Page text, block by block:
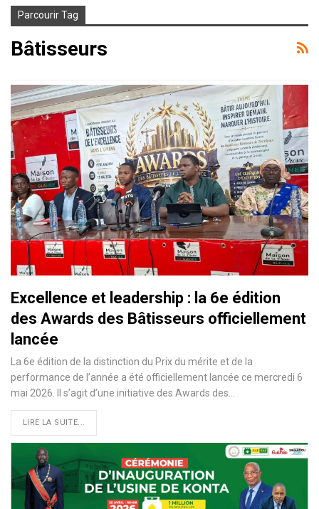
Parcourir Tag
Bâtisseurs
Excellence et leadership : la 6e édition
des Awards des Bâtisseurs officiellement
lancée
La 6e édition de la distinction du Prix du mérite et de la
performance de l’année a été officiellement lancée ce mercredi 6
mai 2026. Il s’agit d’une initiative des Awards des…
LIRE LA SUITE...